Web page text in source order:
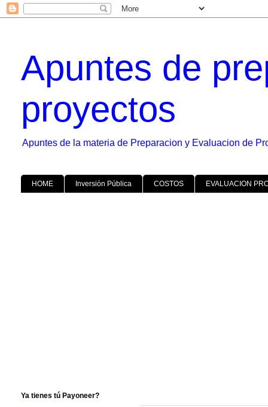
Apuntes de
proyectos
Apuntes de la materia de Preparacion y Evaluacion de
HOME Inversión Pública COSTOS EVALUACION
Ya tienes tú Payoneer?